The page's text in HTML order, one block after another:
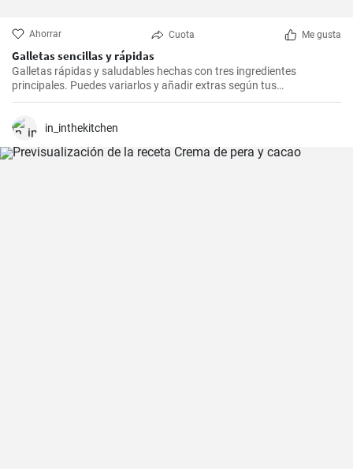
Ahorrar Cuota Me gusta
Galletas sencillas y rápidas
Galletas rápidas y saludables hechas con tres ingredientes
principales. Puedes variarlos y añadir extras según tus
preferencias.
in_inthekitchen